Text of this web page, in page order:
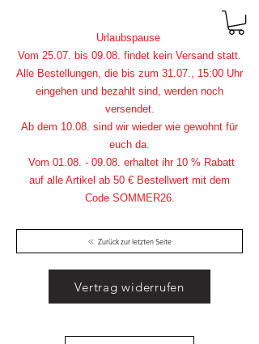
Zurück zur letzten Seite
Urlaubspause
Vom 25.07. bis 09.08. findet kein Versand statt.
Alle Bestellungen, die bis zum 31.07., 15:00 Uhr
eingehen und bezahlt sind, werden noch
versendet.
Ab dem 10.08. sind wir wieder wie gewohnt für
euch da.
Vom 01.08. - 09.08. erhaltet ihr 10 % Rabatt
auf alle Artikel ab 50 € Bestellwert mit dem
Code SOMMER26.
Vertrag widerrufen